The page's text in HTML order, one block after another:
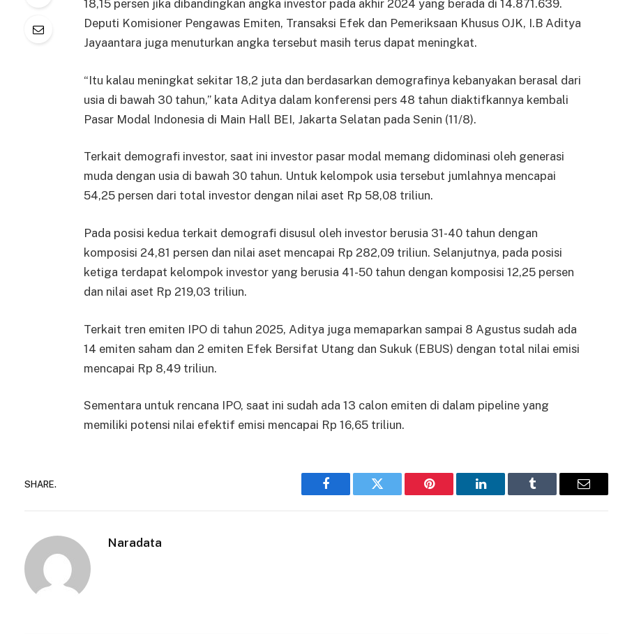
18,15 persen jika dibandingkan angka investor pada akhir 2024 yang berada di 14.871.639.
Deputi Komisioner Pengawas Emiten, Transaksi Efek dan Pemeriksaan Khusus OJK, I.B Aditya
Jayaantara juga menuturkan angka tersebut masih terus dapat meningkat.
“Itu kalau meningkat sekitar 18,2 juta dan berdasarkan demografinya kebanyakan berasal dari
usia di bawah 30 tahun,” kata Aditya dalam konferensi pers 48 tahun diaktifkannya kembali
Pasar Modal Indonesia di Main Hall BEI, Jakarta Selatan pada Senin (11/8).
Terkait demografi investor, saat ini investor pasar modal memang didominasi oleh generasi
muda dengan usia di bawah 30 tahun. Untuk kelompok usia tersebut jumlahnya mencapai
54,25 persen dari total investor dengan nilai aset Rp 58,08 triliun.
Pada posisi kedua terkait demografi disusul oleh investor berusia 31-40 tahun dengan
komposisi 24,81 persen dan nilai aset mencapai Rp 282,09 triliun. Selanjutnya, pada posisi
ketiga terdapat kelompok investor yang berusia 41-50 tahun dengan komposisi 12,25 persen
dan nilai aset Rp 219,03 triliun.
Terkait tren emiten IPO di tahun 2025, Aditya juga memaparkan sampai 8 Agustus sudah ada
14 emiten saham dan 2 emiten Efek Bersifat Utang dan Sukuk (EBUS) dengan total nilai emisi
mencapai Rp 8,49 triliun.
Sementara untuk rencana IPO, saat ini sudah ada 13 calon emiten di dalam pipeline yang
memiliki potensi nilai efektif emisi mencapai Rp 16,65 triliun.
SHARE.
Facebook Twitter Pinterest LinkedIn Tumblr Email
Naradata